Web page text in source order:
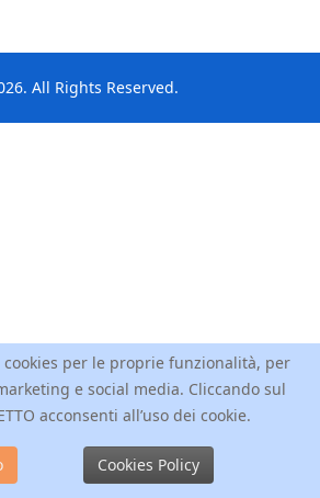
All Rights Reserved.
per le proprie funzionalità, per
e social media. Cliccando sul
acconsenti all’uso dei cookie.
Cookies Policy